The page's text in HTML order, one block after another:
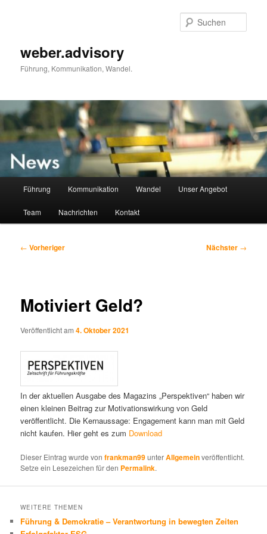
weber.advisory
Führung, Kommunikation, Wandel.
Führung Kommunikation Wandel Unser Angebot
Team Nachrichten Kontakt
Beitragsnavigation
← Vorheriger Nächster →
Motiviert Geld?
Veröffentlicht am4. Oktober 2021
In der aktuellen Ausgabe des Magazins „Perspektiven“ haben wir
einen kleinen Beitrag zur Motivationswirkung von Geld
veröffentlicht. Die Kernaussage: Engagement kann man mit Geld
nicht kaufen. Hier geht es zum Download
Dieser Eintrag wurde vonfrankman99unterAllgemeinveröffentlicht.
Setze ein Lesezeichen für den Permalink.
WEITERE THEMEN
Führung & Demokratie – Verantwortung in bewegten Zeiten